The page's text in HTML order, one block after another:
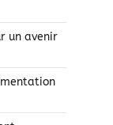
un avenir